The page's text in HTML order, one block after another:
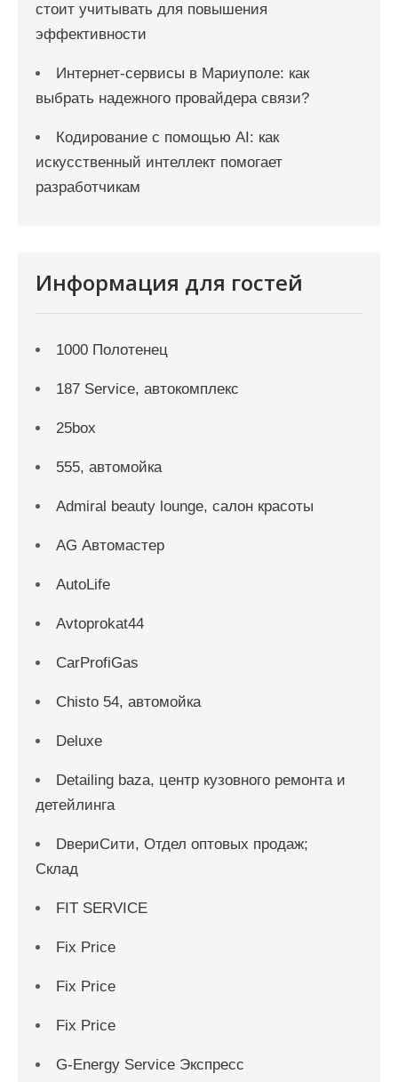
стоит учитывать для повышения
эффективности
Интернет-сервисы в Мариуполе: как
выбрать надежного провайдера связи?
Кодирование с помощью AI: как
искусственный интеллект помогает
разработчикам
Информация для гостей
1000 Полотенец
187 Service, автокомплекс
25box
555, автомойка
Admiral beauty lounge, салон красоты
AG Автомастер
AutoLife
Avtoprokat44
CarProfiGas
Chisto 54, автомойка
Deluxe
Detailing baza, центр кузовного ремонта и
детейлинга
DвериСити, Отдел оптовых продаж;
Склад
FIT SERVICE
Fix Price
Fix Price
Fix Price
G-Energy Service Экспресс